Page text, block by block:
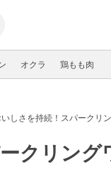
オクラ 鶏もも肉
いしさを持続！スパークリ
クリン